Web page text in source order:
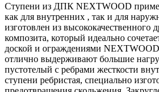
Ступени из ДПК NEXTWOOD
как для внутренних , так и для
изготовлен из высококачественного
композита, который идеально
доской и ограждениями
отлично выдерживают большие
пустотелый с ребрами жесткости
ступени ребристая, специально